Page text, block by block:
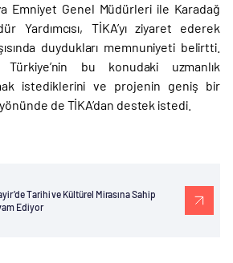
Emniyet Genel Müdürleri ile Karadağ
Yardımcısı, TİKA’yı ziyaret ederek
duydukları memnuniyeti belirtti.
bu konudaki uzmanlık
istediklerini ve projenin geniş bir
de TİKA’dan destek istedi.
Tarihi ve Kültürel Mirasına Sahip
Ediyor